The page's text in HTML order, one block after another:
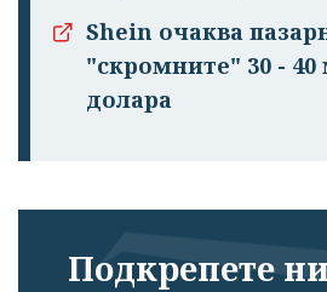
Shein очаква
"скромните" 30 -
долара
Подкрепете ни